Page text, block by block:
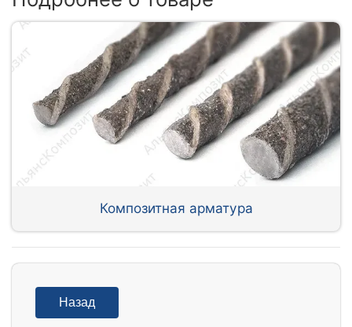
Композитная арматура
Назад